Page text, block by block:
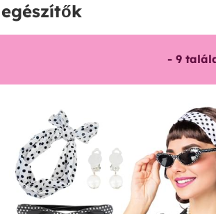
- 9